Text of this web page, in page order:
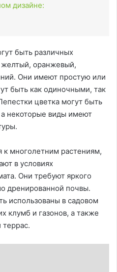
дизайне:
быть различных
желтый, оранжевый,
Они имеют простую или
быть как одиночными, так
цветка могут быть
некоторые виды имеют
к многолетним растениям,
в условиях
Они требуют яркого
дренированной почвы.
использованы в садовом
клумб и газонов, а также